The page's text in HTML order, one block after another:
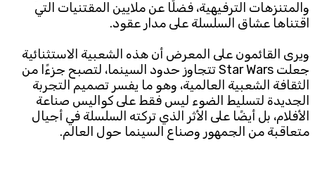
والمتنزهات الترفيهية، فضلًا عن ملايين المقتنيات التي
اقتناها عشاق السلسلة على مدار عقود.
ويرى القائمون على المعرض أن هذه الشعبية الاستثنائية
جعلت Star Wars تتجاوز حدود السينما، لتصبح جزءًا من
الثقافة الشعبية العالمية، وهو ما يفسر تصميم التجربة
الجديدة لتسليط الضوء ليس فقط على كواليس صناعة
الأفلام، بل أيضًا على الأثر الذي تركته السلسلة في أجيال
متعاقبة من الجمهور وصناع السينما حول العالم.